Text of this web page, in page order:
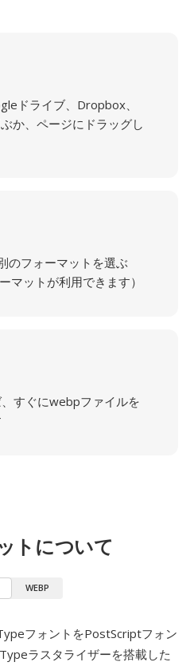
ドライブ、Dropbox、
か、ページにドラッグし
のフォーマットを選ぶ
マットが利用できます）
すぐにwebpファイルを
トについて
WEBP
フォントをPostScriptフォン
ラスタライザーを搭載した